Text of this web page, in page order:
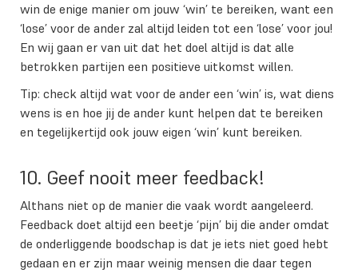
win de enige manier om jouw ‘win’ te bereiken, want een
‘lose’ voor de ander zal altijd leiden tot een ‘lose’ voor jou!
En wij gaan er van uit dat het doel altijd is dat alle
betrokken partijen een positieve uitkomst willen.
Tip: check altijd wat voor de ander een ‘win’ is, wat diens
wens is en hoe jij de ander kunt helpen dat te bereiken
en tegelijkertijd ook jouw eigen ‘win’ kunt bereiken.
10. Geef nooit meer feedback!
Althans niet op de manier die vaak wordt aangeleerd.
Feedback doet altijd een beetje ‘pijn’ bij die ander omdat
de onderliggende boodschap is dat je iets niet goed hebt
gedaan en er zijn maar weinig mensen die daar tegen